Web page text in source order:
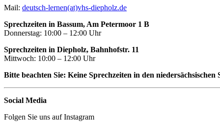
Mail: deutsch-lernen(at)vhs-diepholz.de
Sprechzeiten in Bassum, Am Petermoor 1 B
Donnerstag: 10:00 – 12:00 Uhr
Sprechzeiten in Diepholz, Bahnhofstr. 11
Mittwoch: 10:00 – 12:00 Uhr
Bitte beachten Sie: Keine Sprechzeiten in den niedersächsischen
Social Media
Folgen Sie uns auf Instagram